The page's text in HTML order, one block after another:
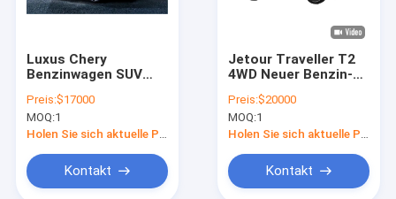
Luxus Chery
Benzinwagen SUV
Hybridantrieb für
anspruchsvolle
Verbraucher
Preis:$17000
MOQ:1
Kontakt
Jetour Traveller T2
4WD Neuer Benzin-
Preis:$20000
MOQ:1
Kontakt